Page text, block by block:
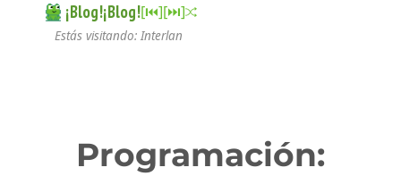
¡Blog!¡Blog![⏮︎][⏭︎]
Estás visitando: Interlan
Programación: